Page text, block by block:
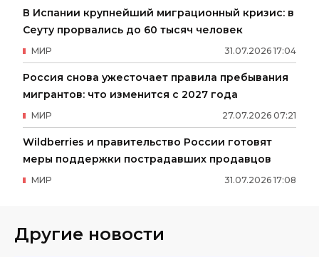
В Испании крупнейший миграционный кризис: в
Сеуту прорвались до 60 тысяч человек
31.07.2026 17:04
МИР
Россия снова ужесточает правила пребывания
мигрантов: что изменится с 2027 года
27.07.2026 07:21
МИР
Wildberries и правительство России готовят
меры поддержки пострадавших продавцов
31.07.2026 17:08
МИР
Другие новости